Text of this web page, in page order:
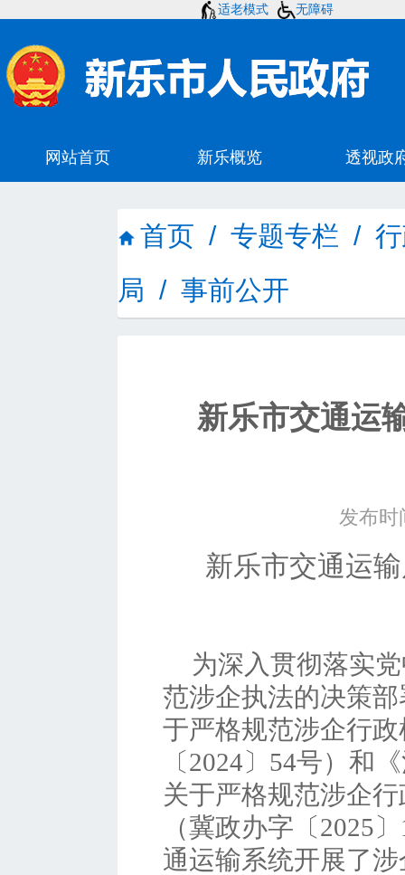
适老模式 无障碍
首页 / 专题专栏 /
局 / 事前公开
新乐市交通运
发布时
新乐市交通运
为深入贯彻落实
范涉企执法的决策
于严格规范涉企行
〔2024〕54号）和
关于严格规范涉企
（冀政办字〔2025
通运输系统开展了